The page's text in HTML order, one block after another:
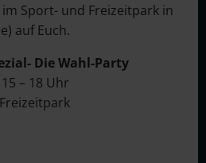
Sport- und Freizeitpark in
auf Euch.
Die Wahl-Party
– 18 Uhr